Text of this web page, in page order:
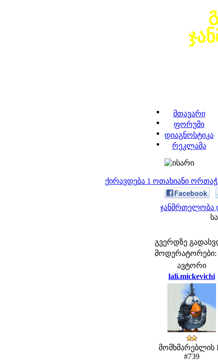
მთავარი
ფორუმი
დიაგნოსტიკა
რეკლამა
ქირავდება 1 ოთახიანი
Facebook
ჯანმრთელობა
გვერდზე
მოდერატორები:
ავტორი
lali.mickevichi
მომხმარებლის
#739